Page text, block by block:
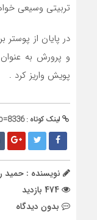
تربیتی وسیعی
در پایان از
و پرورش به
پویش واریز کرد .
لینک کوتاه :
نویسنده : حمید
بدون دیدگاه